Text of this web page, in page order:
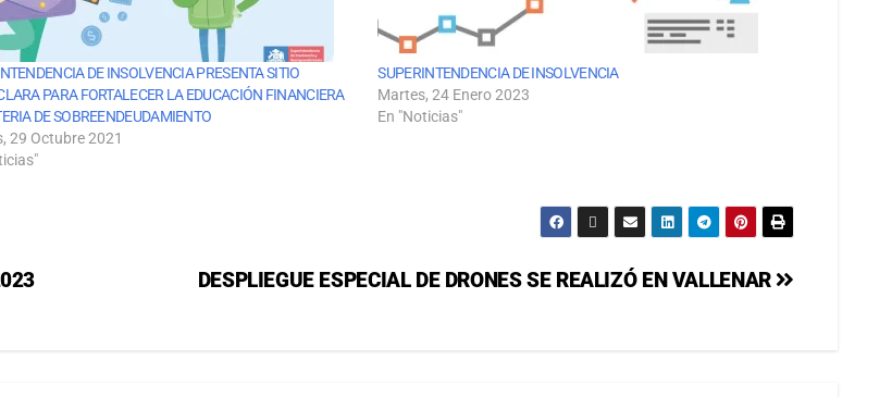
DE INSOLVENCIA PRESENTA SITIO
PARA FORTALECER LA EDUCACIÓN FINANCIERA
DE SOBREENDEUDAMIENTO
29 Octubre 2021
SUPERINTENDENCIA DE INSOLVENCIA
Martes, 24 Enero 2023
En "Noticias"
DESPLIEGUE ESPECIAL DE DRONES SE REALIZÓ EN VALLENAR